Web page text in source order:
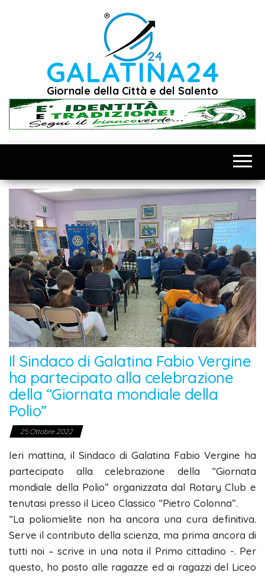
GALATINA24
Giornale della Città e del Salento
Il Sindaco di Galatina Fabio Vergine
ha partecipato alla celebrazione
della “Giornata mondiale della
Polio”
25 Ottobre 2022
Ieri mattina, il Sindaco di Galatina Fabio Vergine ha
partecipato alla celebrazione della “Giornata
mondiale della Polio” organizzata dal Rotary Club e
tenutasi presso il Liceo Classico “Pietro Colonna”.
“La poliomielite non ha ancora una cura definitiva.
Serve il contributo della scienza, ma prima ancora di
tutti noi – scrive in una nota il Primo cittadino -. Per
questo, ho posto alle ragazze ed ai ragazzi del Liceo